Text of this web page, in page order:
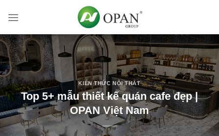
KIẾN THỨC NỘI THẤT
Top 5+ mẫu thiết kế quán cafe đẹp |
OPAN Việt Nam